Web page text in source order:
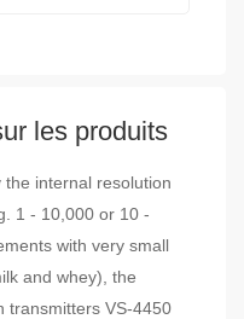
les produits
internal resolution
1 - 10,000 or 10 -
with very small
and whey), the
transmitters VS-4450